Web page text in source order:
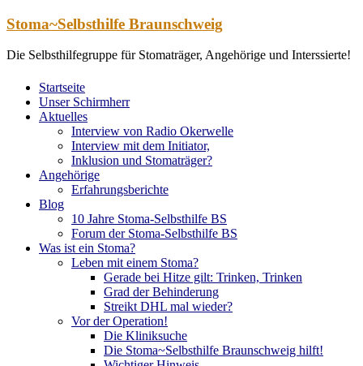
Zum
springen
Stoma~Selbsthilfe Braunschweig
Die Selbsthilfegruppe für Stomaträger, Angehörige und Interssierte!
Startseite
Unser Schirmherr
Aktuelles
Interview von Radio Okerwelle
Interview mit dem Initiator,
Inklusion und Stomaträger?
Angehörige
Erfahrungsberichte
Blog
10 Jahre Stoma-Selbsthilfe BS
Forum der Stoma-Selbsthilfe BS
Was ist ein Stoma?
Leben mit einem Stoma?
Gerade bei Hitze gilt: Trinken, Trinken
Grad der Behinderung
Streikt DHL mal wieder?
Vor der Operation!
Die Kliniksuche
Die Stoma~Selbsthilfe Braunschweig hilft!